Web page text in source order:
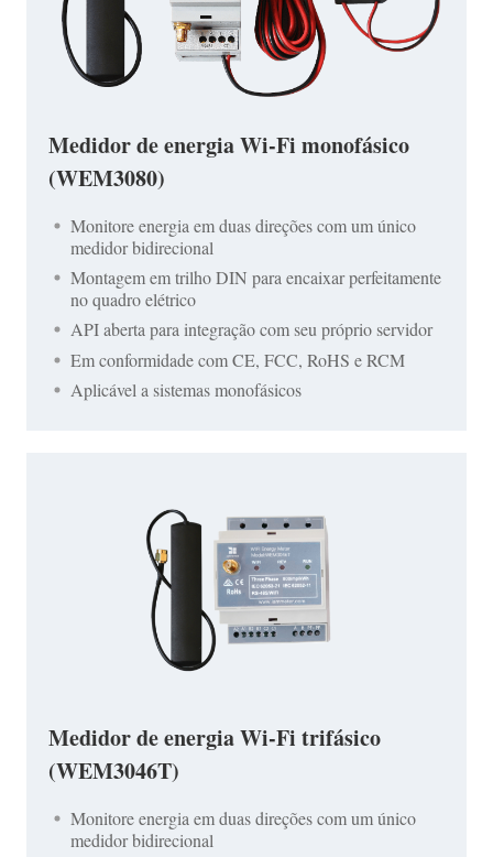
Medidor de energia Wi-Fi monofásico
(WEM3080)
Monitore energia em duas direções com um único
medidor bidirecional
Montagem em trilho DIN para encaixar perfeitamente
no quadro elétrico
API aberta para integração com seu próprio servidor
Em conformidade com CE, FCC, RoHS e RCM
Aplicável a sistemas monofásicos
Medidor de energia Wi-Fi trifásico
(WEM3046T)
Monitore energia em duas direções com um único
medidor bidirecional